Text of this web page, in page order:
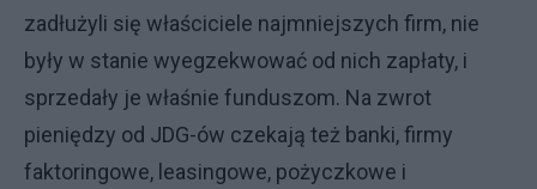
zadłużyli się właściciele najmniejszych firm, nie
były w stanie wyegzekwować od nich zapłaty, i
sprzedały je właśnie funduszom. Na zwrot
pieniędzy od JDG-ów czekają też banki, firmy
faktoringowe, leasingowe, pożyczkowe i